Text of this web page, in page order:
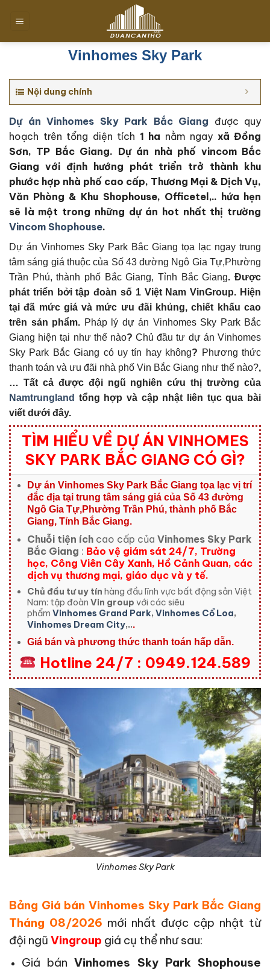
đến
Vinhomes Sky Park
Nội dung chính
Dự án Vinhomes Sky Park Bắc Giang được quy
hoạch trên tổng diện tích 1 ha nằm ngay xã Đồng
Sơn, TP Bắc Giang. Dự án nhà phố vincom Bắc
Giang với định hướng phát triển trở thành khu
phước hợp nhà phố cao cấp, Thương Mại & Dịch Vụ,
Văn Phòng & Khu Shophouse, Officetel,.. hứa hẹn
sẽ là một trong những dự án hot nhất thị trường
Vincom Shophouse.
Dự án Vinhomes Sky Park Bắc Giang tọa lạc ngay trung
tâm sáng giá thuộc của Số 43 đường Ngô Gia Tự,Phường
Trần Phú, thành phố Bắc Giang, Tỉnh Bắc Giang. Được
phát triển bởi tập đoàn số 1 Việt Nam VinGroup. Hiện
tại đã mức giá và mức ưu đãi khủng, chiết khấu cao
trên sản phẩm. Pháp lý dự án Vinhomes Sky Park Bắc
Giang hiện tại như thế nào?Chủ đầu tư dự án Vinhomes
Sky Park Bắc Giang có uy tín hay không? Phương thức
thanh toán và ưu đãi nhà phố Vin Bắc Giang như thế nào?,
… Tất cả được đội ngũ nghiên cứu thị trường của
Namtrungland tổng hợp và cập nhật liên tục qua bài
viết dưới đây.
TÌM HIỂU VỀ DỰ ÁN VINHOMES
SKY PARK BẮC GIANG CÓ GÌ?
Dự án Vinhomes Sky Park Bắc Giang tọa lạc vị trí
đắc địa tại trung tâm sáng giá của Số 43 đường
Ngô Gia Tự,Phường Trần Phú, thành phố Bắc
Giang, Tỉnh Bắc Giang.
Chuỗi tiện íchcao cấp của Vinhomes Sky Park
Bắc Giang : Bảo vệ giám sát 24/7, Trường
học, Công Viên Cây Xanh, Hồ Cảnh Quan, các
dịch vụ thương mại, giáo dục và y tế.
Chủ đầu tư uy tín hàng đầu lĩnh vực bất động sản Việt
Nam: tập đoàn Vin group với các siêu
phẩm Vinhomes Grand Park,Vinhomes Cổ Loa,
Vinhomes Dream City,...
Giá bán và phương thức thanh toán hấp dẫn.
Hotline 24/7 : 0949.124.589
Vinhomes Sky Park
Bảng Giá bán Vinhomes Sky Park Bắc Giang
Tháng 08/2026 mới nhất được cập nhật từ
đội ngũ Vingroup giá cụ thể như sau:
Giá bánVinhomes Sky Park Shophouse